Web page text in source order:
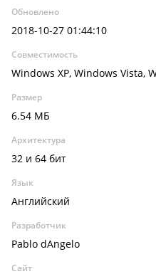
Обновлено
2018-10-27 01:44:10
Совместимость
Windows XP, Windows Vista,
Размер
6.54 МБ
Архитектура
32 и 64 бит
Язык
Английский
Разработчик
Pablo dAngelo
Сайт